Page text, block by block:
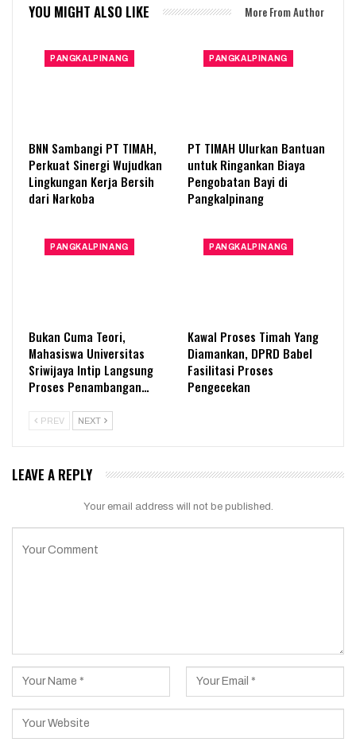
YOU MIGHT ALSO LIKE More From Author
PANGKALPINANG
BNN Sambangi PT TIMAH,
Perkuat Sinergi Wujudkan
Lingkungan Kerja Bersih
dari Narkoba
PANGKALPINANG
PT TIMAH Ulurkan Bantuan
untuk Ringankan Biaya
Pengobatan Bayi di
Pangkalpinang
PANGKALPINANG
Bukan Cuma Teori,
Mahasiswa Universitas
Sriwijaya Intip Langsung
Proses Penambangan…
PANGKALPINANG
Kawal Proses Timah Yang
Diamankan, DPRD Babel
Fasilitasi Proses
Pengecekan
PREV NEXT
LEAVE A REPLY
Your email address will not be published.